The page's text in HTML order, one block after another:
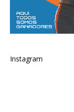
Instagram